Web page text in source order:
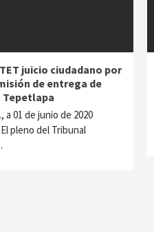
juicio ciudadano por
de entrega de
Tepetlapa
a 01 de junio de 2020
pleno del Tribunal